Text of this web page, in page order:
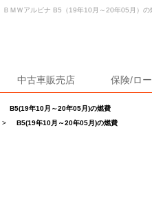
中古車販売店 保険/ロ
B5(19年10月～20年05月)の燃費
> B5(19年10月～20年05月)の燃費
ＢＭＷアルピナ B5（19年10月～20年05月）